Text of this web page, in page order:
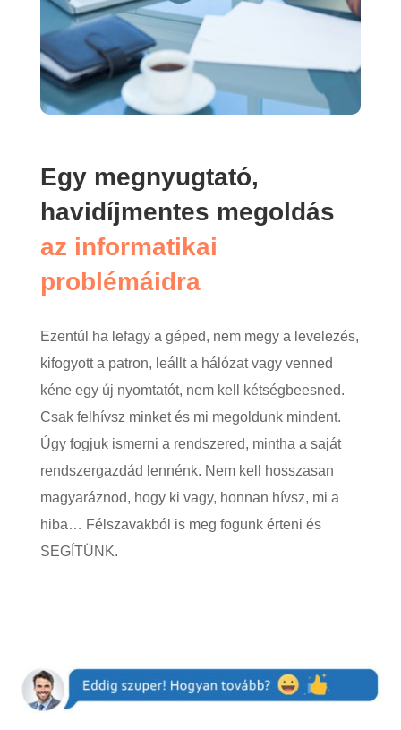
Egy megnyugtató,
havidíjmentes megoldás
az informatikai
problémáidra
Ezentúl ha lefagy a géped, nem megy a levelezés,
kifogyott a patron, leállt a hálózat vagy venned
kéne egy új nyomtatót, nem kell kétségbeesned.
Csak felhívsz minket és mi megoldunk mindent.
Úgy fogjuk ismerni a rendszered, mintha a saját
rendszergazdád lennénk. Nem kell hosszasan
magyaráznod, hogy ki vagy, honnan hívsz, mi a
hiba… Félszavakból is meg fogunk érteni és
SEGÍTÜNK.